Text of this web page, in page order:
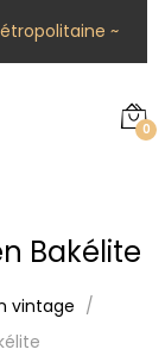
~
0
Bakélite
vintage